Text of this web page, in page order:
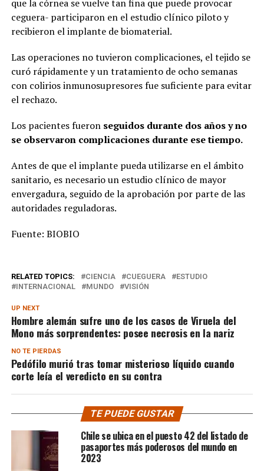
que la córnea se vuelve tan fina que puede provocar
ceguera- participaron en el estudio clínico piloto y
recibieron el implante de biomaterial.
Las operaciones no tuvieron complicaciones, el tejido se
curó rápidamente y un tratamiento de ocho semanas
con colirios inmunosupresores fue suficiente para evitar
el rechazo.
Los pacientes fueron seguidos durante dos años y no
se observaron complicaciones durante ese tiempo.
Antes de que el implante pueda utilizarse en el ámbito
sanitario, es necesario un estudio clínico de mayor
envergadura, seguido de la aprobación por parte de las
autoridades reguladoras.
Fuente: BIOBIO
RELATED TOPICS: CIENCIA CUEGUERA
ESTUDIO
INTERNACIONAL
MUNDO VISIÓN
UP NEXT
Hombre alemán sufre uno de los casos de Viruela del
Mono más sorprendentes: posee necrosis en la nariz
NO TE PIERDAS
Pedófilo murió tras tomar misterioso líquido cuando
corte leía el veredicto en su contra
TE PUEDE GUSTAR
Chile se ubica en el puesto 42 del listado de
pasaportes más poderosos del mundo en
2023